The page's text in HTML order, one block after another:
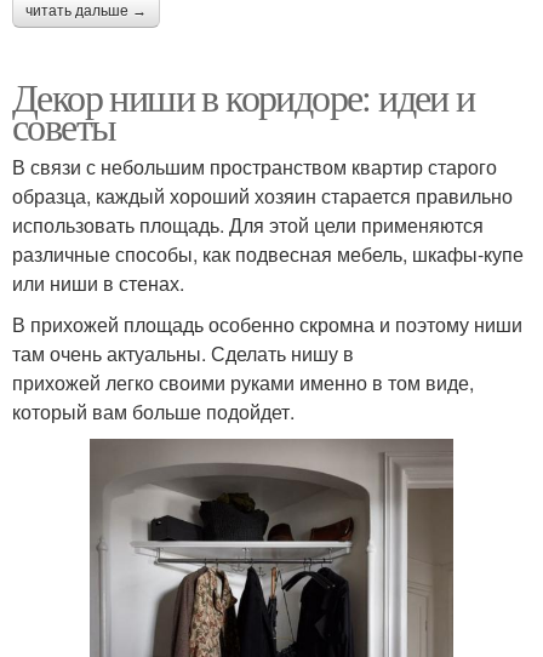
читать дальше →
Декор ниши в коридоре: идеи и
советы
В связи с небольшим пространством квартир старого
образца, каждый хороший хозяин старается правильно
использовать площадь. Для этой цели применяются
различные способы, как подвесная мебель, шкафы-купе
или ниши в стенах.
В прихожей площадь особенно скромна и поэтому ниши
там очень актуальны. Сделать нишу в
прихожей легко своими руками именно в том виде,
который вам больше подойдет.